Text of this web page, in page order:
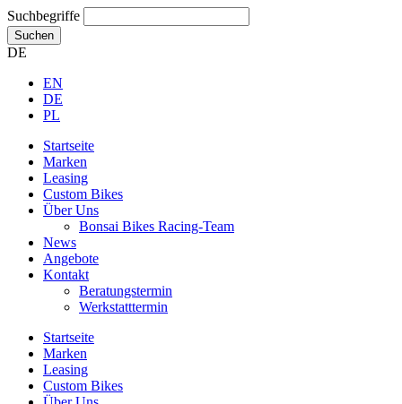
Suchbegriffe
Suchen
DE
EN
DE
PL
Startseite
Marken
Leasing
Custom Bikes
Über Uns
Bonsai Bikes Racing-Team
News
Angebote
Kontakt
Beratungstermin
Werkstatttermin
Startseite
Marken
Leasing
Custom Bikes